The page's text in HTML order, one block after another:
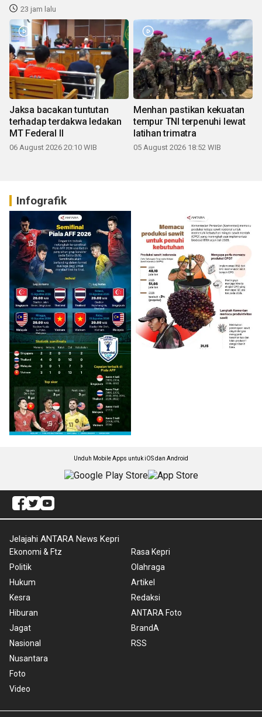
23 jam lalu
Jaksa bacakan tuntutan
terhadap terdakwa ledakan
MT Federal II
06 August 2026 20:10 WIB
Menhan pastikan kekuatan
tempur TNI terpenuhi lewat
latihan trimatra
05 August 2026 18:52 WIB
Infografik
Unduh Mobile Apps untuk iOS dan Android
Jelajahi ANTARA News Kepri
Ekonomi & Ftz
Politik
Hukum
Kesra
Hiburan
Jagat
Nasional
Nusantara
Foto
Video
Rasa Kepri
Olahraga
Artikel
Redaksi
ANTARA Foto
BrandA
RSS